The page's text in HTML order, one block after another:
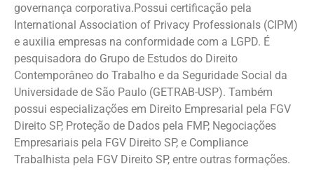
governança corporativa.Possui certificação pela
International Association of Privacy Professionals (CIPM)
e auxilia empresas na conformidade com a LGPD. É
pesquisadora do Grupo de Estudos do Direito
Contemporâneo do Trabalho e da Seguridade Social da
Universidade de São Paulo (GETRAB-USP). Também
possui especializações em Direito Empresarial pela FGV
Direito SP, Proteção de Dados pela FMP, Negociações
Empresariais pela FGV Direito SP, e Compliance
Trabalhista pela FGV Direito SP, entre outras formações.